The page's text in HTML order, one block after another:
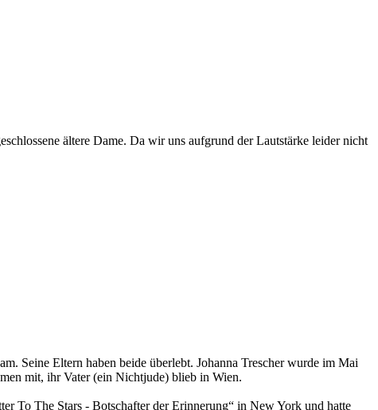
mit, ihr Vater (ein Nichtjude) blieb in Wien.
zu lassen. Anfangs haben sie mir noch einfach Fakten erzählt: